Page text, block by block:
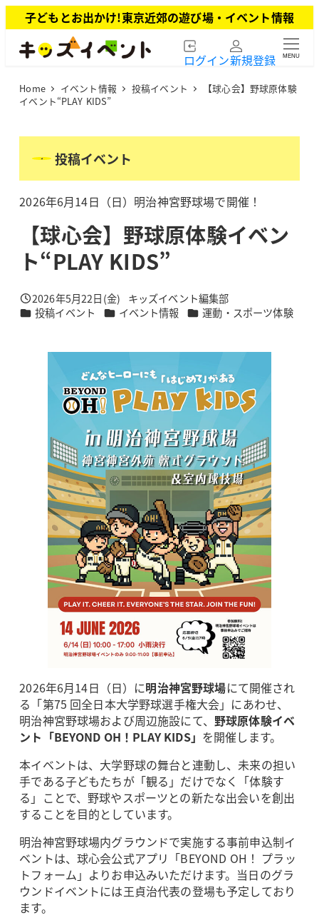
イ
子どもとお出かけ!東京近郊の遊び場・イベント情報
ログイン新規登録 MENU
Home イベント情報 投稿イベント
【球心会】野球原体験
イベント“PLAY KIDS”
投稿イベント
2026年6月14日（日）明治神宮野球場で開催！
【球心会】野球原体験イベン
ト“PLAY KIDS”
投稿日
2026年5月22日(金)
著
者
キッズイベント編集部
カテゴリー
投稿イベント カテゴリー
イベント情報 カテゴリー
運動・スポーツ体験
2026年6月14日（日）に明治神宮野球場にて開催され
る「第75 回全日本大学野球選手権大会」にあわせ、
明治神宮野球場および周辺施設にて、 野球原体験イベ
ント「BEYOND OH！PLAY KIDS」 を開催します。
本イベントは、大学野球の舞台と連動し、未来の担い
手である子どもたちが「観る」だけでなく「体験す
る」ことで、野球やスポーツとの新たな出会いを創出
することを目的としています。
明治神宮野球場内グラウンドで実施する事前申込制イ
ベントは、球心会公式アプリ「BEYOND OH！ プラッ
トフォーム」よりお申込みいただけます。当日のグラ
ウンドイベントには王貞治代表の登場も予定しており
ます。